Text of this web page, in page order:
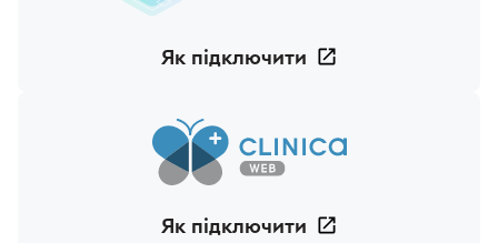
Як підключити
Як підключити